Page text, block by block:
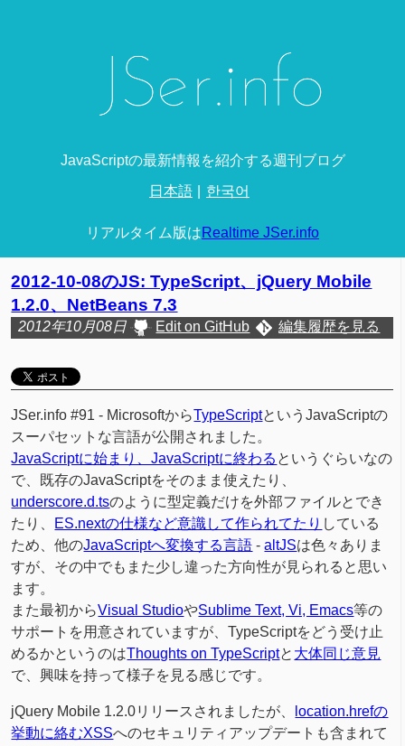
JavaScriptの最新情報を紹介する週刊ブログ
日本語 한국어
リアルタイム版はRealtime JSer.info
2012-10-08のJS: TypeScript、jQuery Mobile
1.2.0、NetBeans 7.3
2012年10月08日 Edit on GitHub 編集履歴を見る
JSer.info #91 - MicrosoftからTypeScriptというJavaScriptの
スーパセットな言語が公開されました。
JavaScriptに始まり、JavaScriptに終わる というぐらいなの
で、既存のJavaScriptをそのまま使えたり、
underscore.d.tsのように型定義だけを外部ファイルとでき
たり、 ES.nextの仕様など意識して作られてたり している
ため、他のJavaScriptへ変換する言語 -altJSは色々ありま
すが、その中でもまた少し違った方向性が見られると思い
ます。
また最初からVisual StudioやSublime Text, Vi, Emacs等の
サポートを用意されていますが、TypeScriptをどう受け止
めるかというのはThoughts on TypeScriptと 大体同じ意見
で、興味を持って様子を見る感じです。
jQuery Mobile 1.2.0リリースされましたが、
location.hrefの
挙動に絡むXSSへのセキュリティアップデートも含まれて